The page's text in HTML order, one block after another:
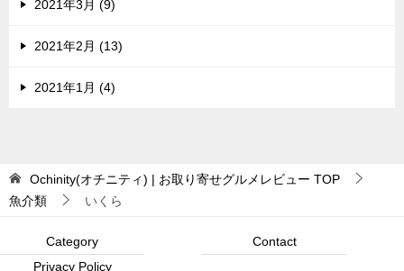
2021年3月 (9)
2021年2月 (13)
2021年1月 (4)
Ochinity(オチニティ) | お取り寄せグルメレビュー TOP
魚介類
いくら
Category
Contact
Privacy Policy